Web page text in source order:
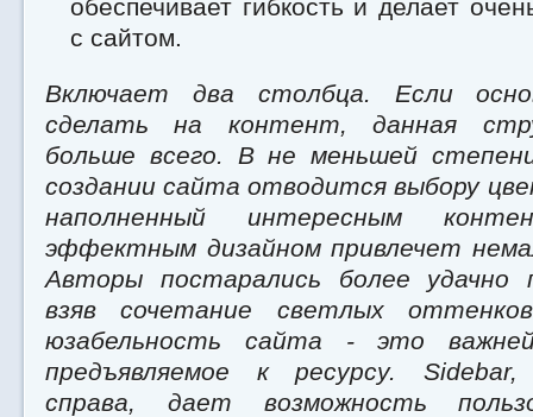
обеспечивает гибкость и делает
с сайтом.
Включает два столбца. Если
сделать на контент, данная
больше всего. В не меньшей
создании сайта отводится выбору
наполненный интересным
эффектным дизайном привлечет
Авторы постарались более удачно
взяв сочетание светлых
юзабельность сайта - это
предъявляемое к ресурсу. Sidebar,
справа, дает возможность